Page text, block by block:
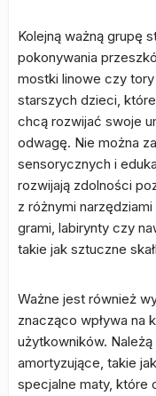
Kolejną ważną grupę
pokonywania
mostki linowe czy
starszych dzieci,
chcą rozwijać swoje
odwagę. Nie można
sensorycznych i
rozwijają zdolności
z różnymi
grami, labirynty czy
takie jak sztuczne
Ważne jest również
znacząco wpływa na
użytkowników.
amortyzujące, takie
specjalne maty, które